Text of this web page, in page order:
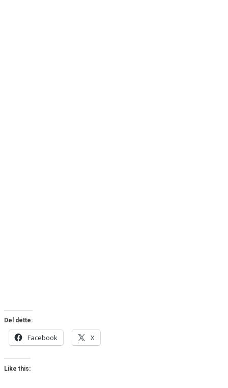
Del dette:
Facebook X
Like this: